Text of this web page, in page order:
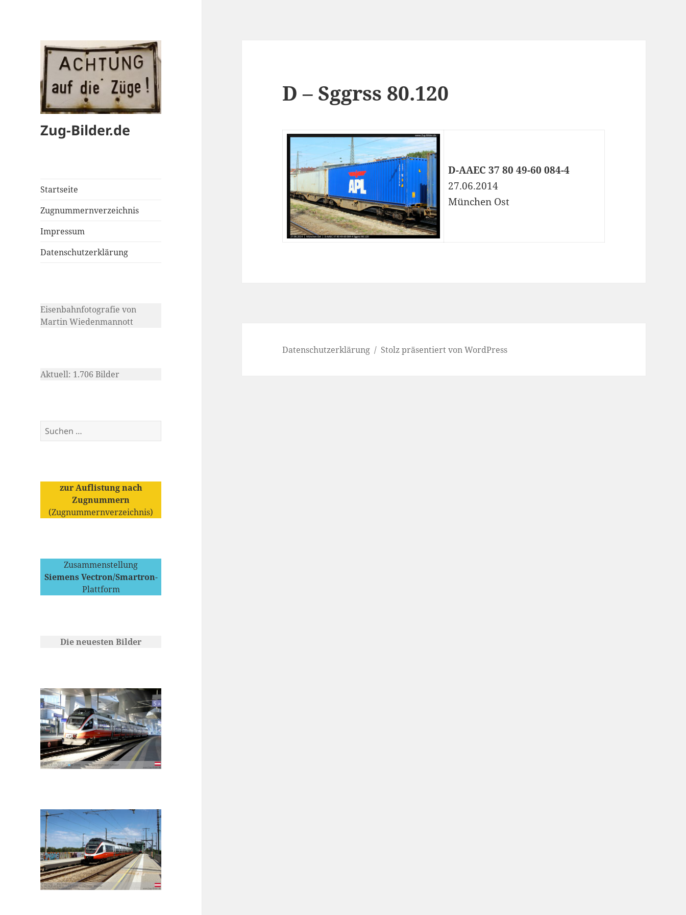
Zug-Bilder.de
Startseite
Zugnummernverzeichnis
Impressum
Datenschutzerklärung
Eisenbahnfotografie von
Martin Wiedenmannott
Aktuell: 1.706 Bilder
Suchen
nach:
zur Auflistung nach
Zugnummern
(Zugnummernverzeichnis)
Zusammenstellung
Siemens Vectron/Smartron-
Plattform
Die neuesten Bilder
D – Sggrss 80.120
D-AAEC 37 80 49-60 084-4
27.06.2014
München Ost
Datenschutzerklärung Stolz präsentiert von WordPress